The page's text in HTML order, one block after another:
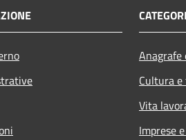
Cultura
Vita
Imprese